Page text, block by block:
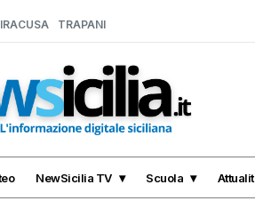
TRAPANI
NewSicilia TV Scuola